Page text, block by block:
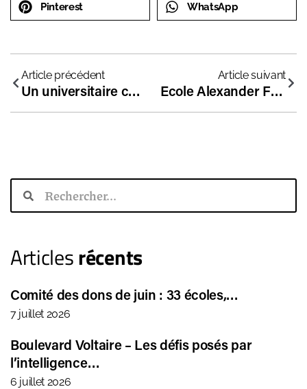
Pinterest WhatsApp
Article précédent
Un universitaire commente les critiques faites au hors-contrat
Article suivant
Ecole Alexander Fleming : au service de l’éveil des enfants
Articlesrécents
Comité des dons de juin : 33 écoles,…
7 juillet 2026
Boulevard Voltaire – Les défis posés par
l’intelligence…
6 juillet 2026